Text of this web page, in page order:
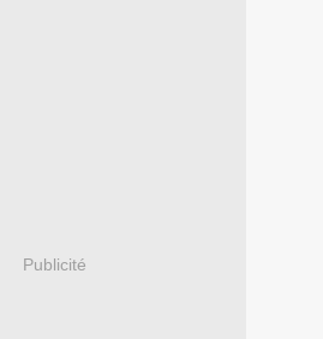
Publicité